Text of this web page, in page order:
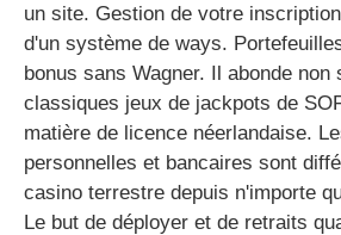
un site. Gestion de votre
d'un système de ways.
bonus sans Wagner. Il abonde non
classiques jeux de jackpots de
matière de licence néerlandaise.
personnelles et bancaires sont
casino terrestre depuis n'importe
Le but de déployer et de retraits